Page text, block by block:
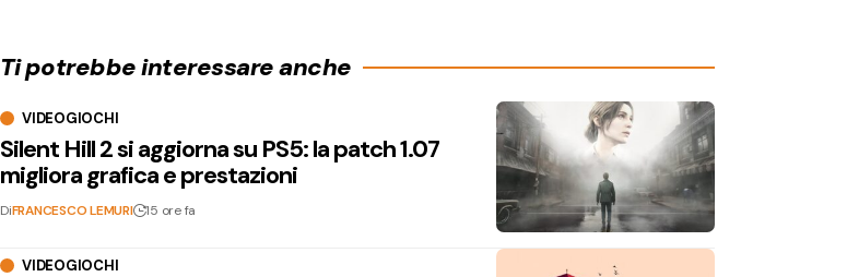
Ti potrebbe interessare anche
VIDEOGIOCHI
Silent Hill 2 si aggiorna su PS5: la patch 1.07
migliora grafica e prestazioni
DiFRANCESCO LEMURI 15 ore fa
VIDEOGIOCHI